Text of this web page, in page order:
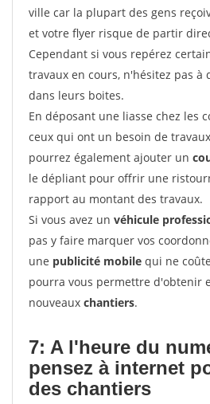
ville car la plupart des gens
et votre flyer risque de partir
Cependant si vous repérez
travaux en cours, n'hésitez pas
dans leurs boites.
En déposant une liasse chez les
ceux qui ont un besoin de
pourrez également ajouter un
le dépliant pour offrir une
rapport au montant des travaux.
Si vous avez un véhicule
pas y faire marquer vos
une publicité mobile qui ne
pourra vous permettre d'obtenir
nouveaux chantiers.
7: A l'heure du
pensez à internet
des chantiers